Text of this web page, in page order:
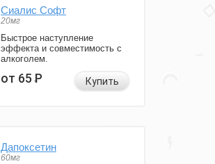
Сиалис Софт
20мг
Быстрое наступление
эффекта и совместимость с
алкоголем.
от 65Р Купить
Дапоксетин
60мг